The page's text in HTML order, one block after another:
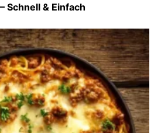
Schnell & Einfach